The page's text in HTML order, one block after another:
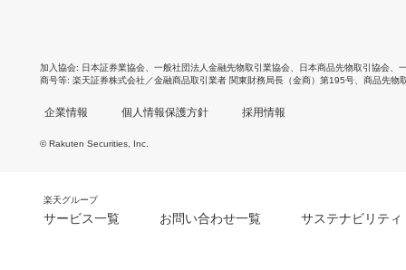
加入協会 日本証券業協会 一般社団法人金融先物取引業協会 日本商品先物取引協会
商号等 楽天証券株式会社／金融商品取引業者 関東財務局長（金商）第195号、商品先物
企業情報 個人情報保護方針 採用情報
© Rakuten Securities, Inc.
楽天グループ
サービス一覧 お問い合わせ一覧 サステナビリティ